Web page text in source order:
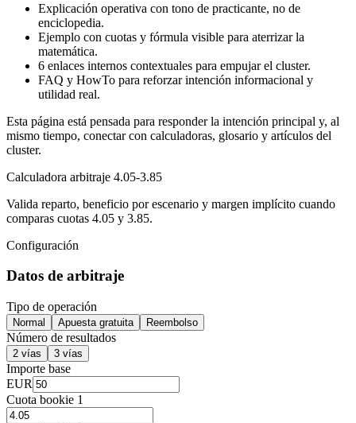
Explicación operativa con tono de practicante, no de
enciclopedia.
Ejemplo con cuotas y fórmula visible para aterrizar la
matemática.
6 enlaces internos contextuales para empujar el cluster.
FAQ y HowTo para reforzar intención informacional y
utilidad real.
Esta página está pensada para responder la intención principal y, al
mismo tiempo, conectar con calculadoras, glosario y artículos del
cluster.
Calculadora arbitraje 4.05-3.85
Valida reparto, beneficio por escenario y margen implícito cuando
comparas cuotas 4.05 y 3.85.
Configuración
Datos de arbitraje
Tipo de operación
Normal Apuesta gratuita Reembolso
Número de resultados
2 vías 3 vías
Importe base
EUR
Cuota bookie 1